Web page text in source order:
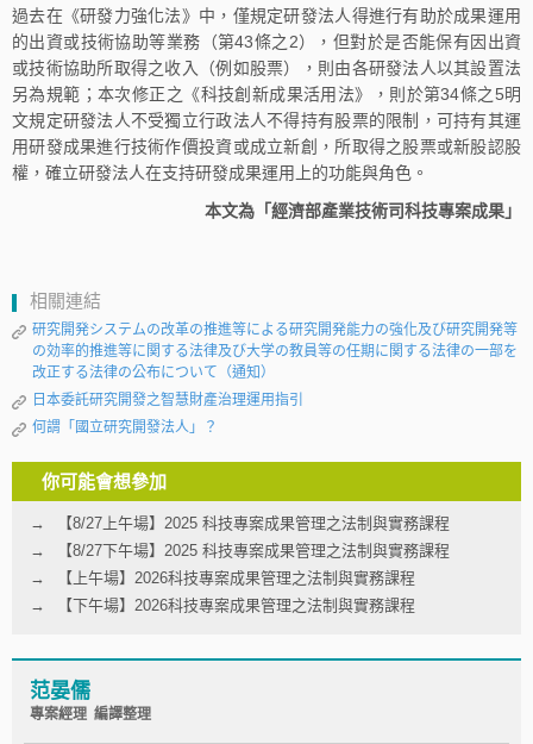
過去在《研發力強化法》中，僅規定研發法人得進行有助於成果運用
的出資或技術協助等業務（第43條之2），但對於是否能保有因出資
或技術協助所取得之收入（例如股票），則由各研發法人以其設置法
另為規範；本次修正之《科技創新成果活用法》，則於第34條之5明
文規定研發法人不受獨立行政法人不得持有股票的限制，可持有其運
用研發成果進行技術作價投資或成立新創，所取得之股票或新股認股
權，確立研發法人在支持研發成果運用上的功能與角色。
本文為「經濟部產業技術司科技專案成果」
相關連結
研究開発システムの改革の推進等による研究開発能力の強化及び研究開発等
の効率的推進等に関する法律及び大学の教員等の任期に関する法律の一部を
改正する法律の公布について（通知）
日本委託研究開發之智慧財產治理運用指引
何謂「國立研究開發法人」？
你可能會想參加
【8/27上午場】2025 科技專案成果管理之法制與實務課程
【8/27下午場】2025 科技專案成果管理之法制與實務課程
【上午場】2026科技專案成果管理之法制與實務課程
【下午場】2026科技專案成果管理之法制與實務課程
范晏儒
專案經理 編譯整理